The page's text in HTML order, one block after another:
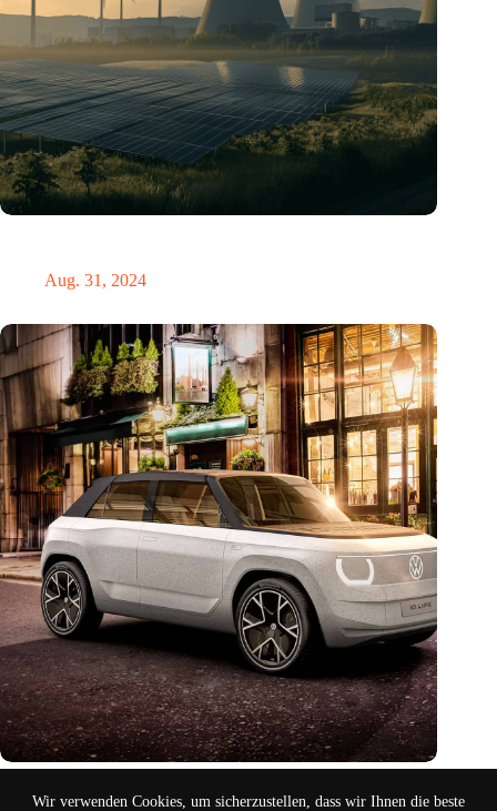
Wir verwenden Cookies, um sicherzustellen, dass wir Ihnen die beste
Aug. 31, 2024
Schneckengeschwindigkeit